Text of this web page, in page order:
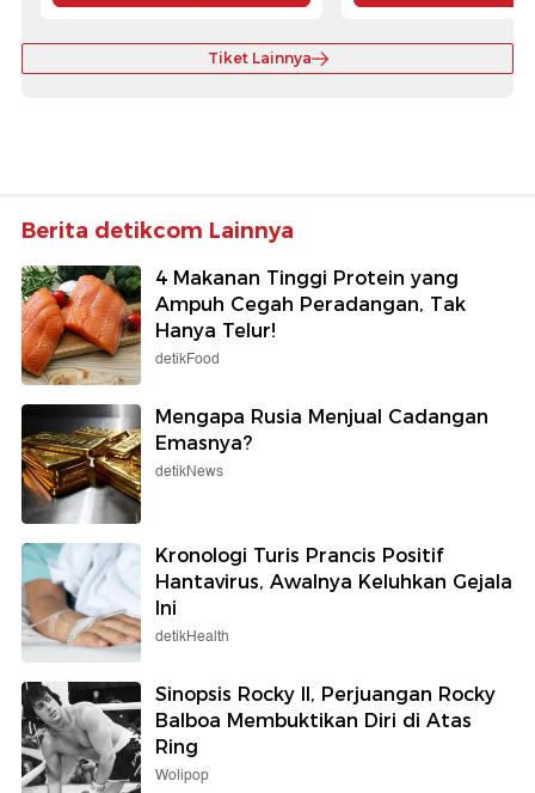
Tiket Lainnya
Berita detikcom Lainnya
4 Makanan Tinggi Protein yang
Ampuh Cegah Peradangan, Tak
Hanya Telur!
detikFood
Mengapa Rusia Menjual Cadangan
Emasnya?
detikNews
Kronologi Turis Prancis Positif
Hantavirus, Awalnya Keluhkan Gejala
Ini
detikHealth
Sinopsis Rocky II, Perjuangan Rocky
Balboa Membuktikan Diri di Atas
Ring
Wolipop